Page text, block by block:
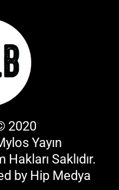
2020
Yayın
Hakları Saklıdır.
by Hip Medya